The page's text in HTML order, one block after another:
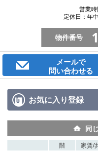
営業
定休日：年
物件番号
メールで
問い合わせる
お気に入り登録
同
階 家賃/